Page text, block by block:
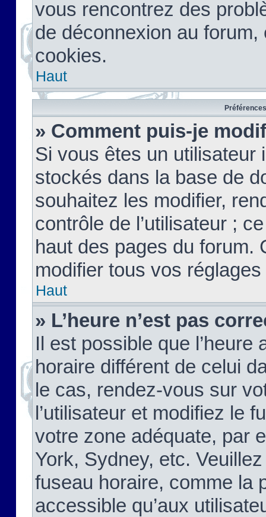
vous rencontrez des
de déconnexion au
cookies.
Haut
» Comment puis-je
Si vous êtes un
stockés dans la base de
souhaitez les modifier,
contrôle de l’utilisateur ;
haut des pages du forum.
modifier tous vos
Haut
» L’heure n’est pas
Il est possible que
horaire différent de celui
le cas, rendez-vous sur
l’utilisateur et modifiez le
votre zone adéquate, par
York, Sydney, etc.
fuseau horaire, comme la
accessible qu’aux